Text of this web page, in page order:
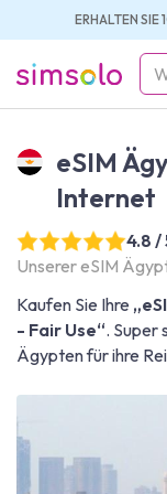
ERHALTEN SIE
simsolo
eSIM
Internet
4.8 /
Unserer eSIM
Kaufen Sie Ihre
- Fair Use“. Super
Ägypten für ihre